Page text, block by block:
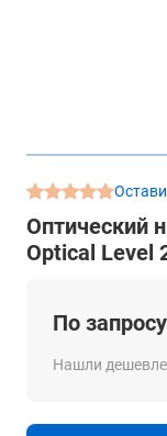
Оптический
Optical Level
По запросу
Нашли